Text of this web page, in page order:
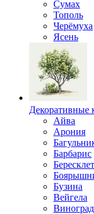
Сумах
Тополь
Черёмуха
Ясень
Декоративные
Айва
Арония
Барбарис
Бересклет
Бузина
Вейгела